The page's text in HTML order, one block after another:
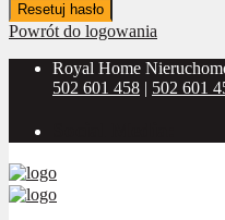
Resetuj hasło
Powrót do logowania
Royal Home
502 601 458 | 502 601